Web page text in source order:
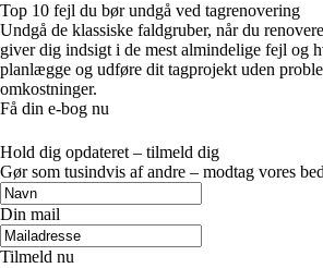
Top 10 fejl du bør undgå ved tagrenovering
Undgå de klassiske faldgruber, når du
giver dig indsigt i de mest almindelige fejl og
planlægge og udføre dit tagprojekt uden
omkostninger.
Få din e-bog nu
Hold dig opdateret – tilmeld dig
Gør som tusindvis af andre – modtag vores
Din mail
Tilmeld nu